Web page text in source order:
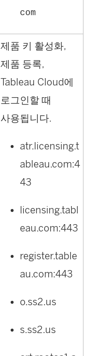
com
제품 키 활성화,
제품 등록,
Tableau Cloud에
로그인할 때
사용됩니다.
atr.licensing.t
ableau.com:4
43
licensing.tabl
eau.com:443
register.table
au.com:443
o.ss2.us
s.ss2.us